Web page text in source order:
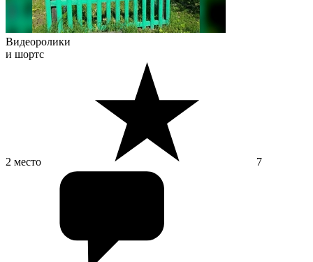
Видеоролики
и шортс
2 место 7